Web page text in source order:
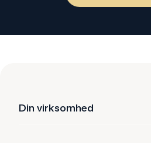
Din virksomhed